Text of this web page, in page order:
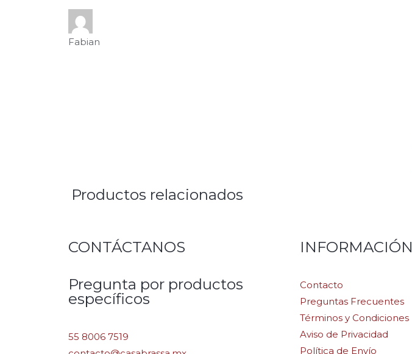
Fabian
Productos relacionados
CONTÁCTANOS
Pregunta por productos
específicos
55 8006 7519
INFORMACIÓN
Contacto
Preguntas Frecuentes
Términos y Condiciones
Aviso de Privacidad
Política de Envío